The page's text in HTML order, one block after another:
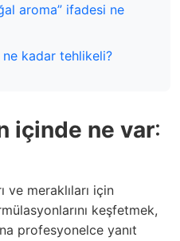
aroma” ifadesi ne
kadar tehlikeli?
içinde ne var:
ve meraklıları için
keşfetmek,
profesyonelce yanıt